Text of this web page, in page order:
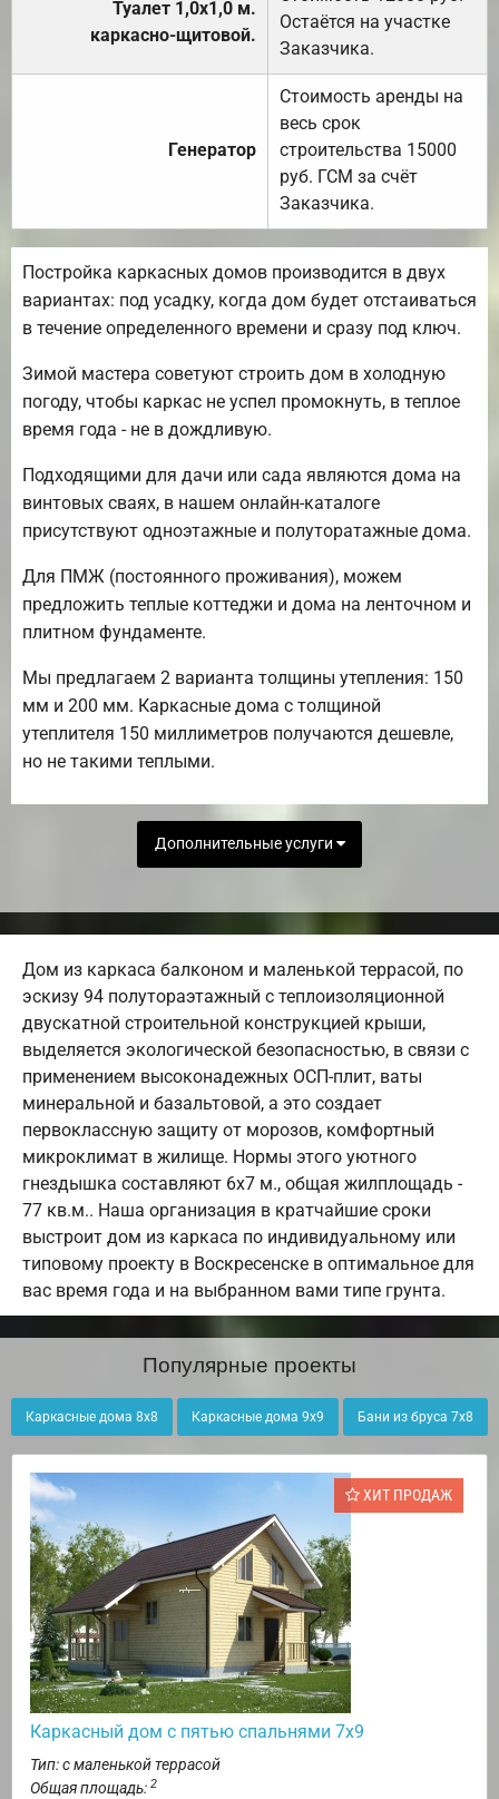
Туалет 1,0х1,0 м.
каркасно-щитовой.
Остаётся на участке
Заказчика.
Генератор
Стоимость аренды на
весь срок
строительства 15000
руб. ГСМ за счёт
Заказчика.
Постройка каркасных домов производится в двух
вариантах: под усадку, когда дом будет отстаиваться
в течение определенного времени и сразу под ключ.
Зимой мастера советуют строить дом в холодную
погоду, чтобы каркас не успел промокнуть, в теплое
время года - не в дождливую.
Подходящими для дачи или сада являются дома на
винтовых сваях, в нашем онлайн-каталоге
присутствуют одноэтажные и полуторатажные дома.
Для ПМЖ (постоянного проживания), можем
предложить теплые коттеджи и дома на ленточном и
плитном фундаменте.
Мы предлагаем 2 варианта толщины утепления: 150
мм и 200 мм. Каркасные дома с толщиной
утеплителя 150 миллиметров получаются дешевле,
но не такими теплыми.
Дополнительные услуги
Дом из каркаса балконом и маленькой террасой, по
эскизу 94 полутораэтажный с теплоизоляционной
двускатной строительной конструкцией крыши,
выделяется экологической безопасностью, в связи с
применением высоконадежных ОСП-плит, ваты
минеральной и базальтовой, а это создает
первоклассную защиту от морозов, комфортный
микроклимат в жилище. Нормы этого уютного
гнездышка составляют 6х7 м., общая жилплощадь -
77 кв.м.. Наша организация в кратчайшие сроки
выстроит дом из каркаса по индивидуальному или
типовому проекту в Воскресенске в оптимальное для
вас время года и на выбранном вами типе грунта.
Популярные проекты
Каркасные дома 8х8 Каркасные дома 9х9 Бани из бруса 7х8
ХИТ ПРОДАЖ
Каркасный дом с пятью спальнями 7х9
Тип: с маленькой террасой
Общая площадь: 2